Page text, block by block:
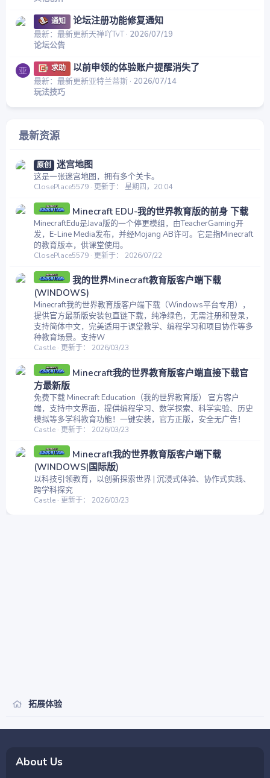
通知 论坛注册功能修复通知
最新：最新更新天禅吖TvT 2026/07/19
论坛公告
亚 求助 以前申领的体验账户提醒消失了
最新：最新更新亚特兰蒂斯 2026/07/14
玩法技巧
最新资源
原创 迷宫地图
这是一张迷宫地图，拥有多个关卡。
ClosePlace5579 更新于： 星期四，20:04
Minecraft EDU-我的世界教育版的前身 下载
MinecraftEdu是Java版的一个停更模组，由TeacherGaming开
发，E-Line Media发布，并经Mojang AB许可。它是指Minecraft
的教育版本，供课堂使用。
ClosePlace5579 更新于： 2026/07/22
我的世界Minecraft教育版客户端下载
(WINDOWS)
Minecraft我的世界教育版客户端下载（Windows平台专用），
提供官方最新版安装包直链下载，纯净绿色，无需注册和登录，
支持简体中文，完美适用于课堂教学、编程学习和项目协作等多
种教育场景。支持W
Castle 更新于： 2026/03/23
Minecraft我的世界教育版客户端直接下载官
方最新版
免费下载 Minecraft Education（我的世界教育版） 官方客户
端，支持中文界面，提供编程学习、数学探索、科学实验、历史
模拟等多学科教育功能！一键安装，官方正版，安全无广告！
Castle 更新于： 2026/03/23
Minecraft我的世界教育版客户端下载
(WINDOWS|国际版)
以科技引领教育，以创新探索世界 | 沉浸式体验、协作式实践、
跨学科探究
Castle 更新于： 2026/03/23
拓展体验
About Us